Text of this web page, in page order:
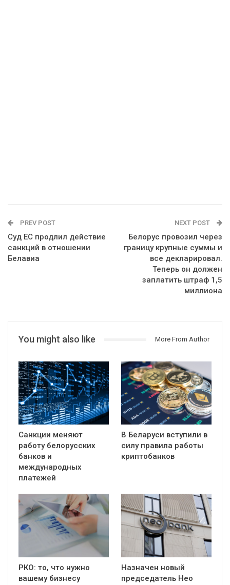
PREV POST
Суд ЕС продлил действие
санкций в отношении
Белавиа
NEXT POST
Белорус провозил через
границу крупные суммы и
все декларировал.
Теперь он должен
заплатить штраф 1,5
миллиона
You might also like More From Author
Санкции меняют
работу белорусских
банков и
международных
платежей
В Беларуси вступили в
силу правила работы
криптобанков
РКО: то, что нужно
вашему бизнесу
Назначен новый
председатель Нео